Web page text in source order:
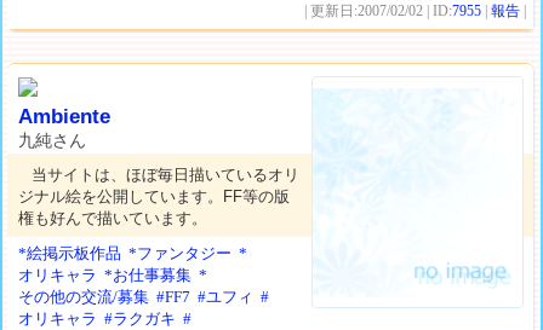
| 更新日:2007/02/02 | ID:7955 |報告
Ambiente
九純さん
当サイトは、ほぼ毎日描いているオリ
ジナル絵を公開しています。FF等の版
権も好んで描いています。
*絵掲示板作品 *ファンタジー *
オリキャラ *お仕事募集 *
その他の交流/募集 #FF7 #ユフィ #
オリキャラ #ラクガキ #